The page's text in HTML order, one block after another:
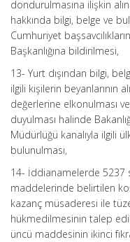
dondurulmasına ilişkin
hakkında bilgi, belge ve
Cumhuriyet
Başkanlığına bildirilmesi,
13- Yurt dışından bilgi,
ilgili kişilerin beyanlarının
değerlerine elkonulması
duyulması halinde
Müdürlüğü kanalıyla ilgili
bulunulması,
14- İddianamelerde 5237
maddelerinde belirtilen
kazanç müsaderesi ile
hükmedilmesinin talep
üncü maddesinin ikinci